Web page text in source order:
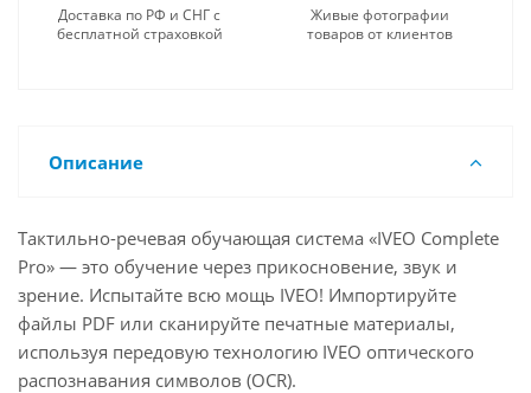
Доставка по РФ и СНГ с
бесплатной страховкой
Живые фотографии
товаров от клиентов
Описание
Тактильно-речевая обучающая система «IVEO Complete
Pro» — это обучение через прикосновение, звук и
зрение. Испытайте всю мощь IVEO! Импортируйте
файлы PDF или сканируйте печатные материалы,
используя передовую технологию IVEO оптического
распознавания символов (OCR).